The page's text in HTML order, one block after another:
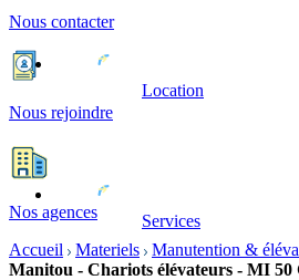
Location
Services
Nous contacter
Nous rejoindre
Nos agences
Accueil
Materiels Manutention &
Manitou - Chariots élévateurs - MI 50